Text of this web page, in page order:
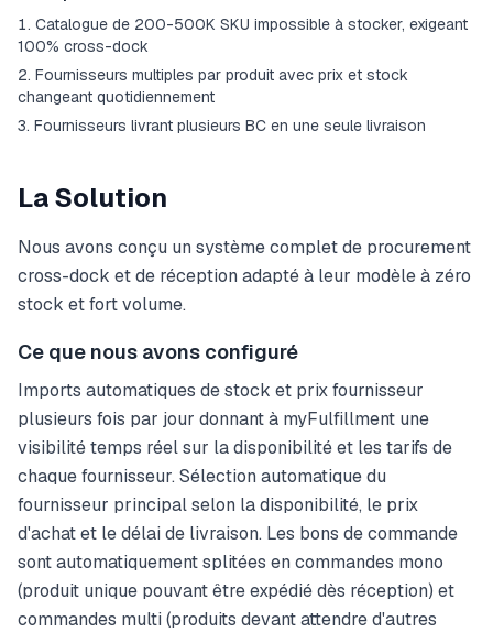
Catalogue de 200-500K SKU impossible à stocker, exigeant
100% cross-dock
Fournisseurs multiples par produit avec prix et stock
changeant quotidiennement
Fournisseurs livrant plusieurs BC en une seule livraison
La Solution
Nous avons conçu un système complet de procurement
cross-dock et de réception adapté à leur modèle à zéro
stock et fort volume.
Ce que nous avons configuré
Imports automatiques de stock et prix fournisseur
plusieurs fois par jour donnant à myFulfillment une
visibilité temps réel sur la disponibilité et les tarifs de
chaque fournisseur. Sélection automatique du
fournisseur principal selon la disponibilité, le prix
d'achat et le délai de livraison. Les bons de commande
sont automatiquement splitées en commandes mono
(produit unique pouvant être expédié dès réception) et
commandes multi (produits devant attendre d'autres